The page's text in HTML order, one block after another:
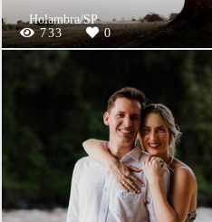
Holambra/SP
733
0